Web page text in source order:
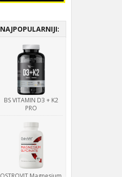
NAJPOPULARNIJI:
BS VITAMIN D3 + K2
PRO